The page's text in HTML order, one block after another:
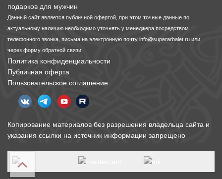
подарков для мужчин
Данный сайт является публичной офертой, при этом точные данные по
актуальному наличию необходимо уточнять у менеджера посредством
телефонного звонка, письма на электронную почту info@superarbalet.ru или
через форму обратной связи.
Политика конфиденциальности
Публичная оферта
Пользовательское соглашение
Копирование материалов без разрешения владельца сайта и
указания ссылки на источник информации запрещено